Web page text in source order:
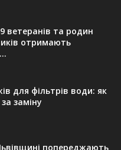
ветеранів та родин
отримають
для фільтрів води: як
заміну
попереджають